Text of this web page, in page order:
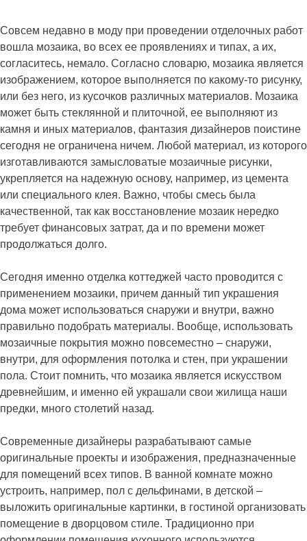
Совсем недавно в моду при проведении отделочных работ
вошла мозаика, во всех ее проявлениях и типах, а их,
согласитесь, немало. Согласно словарю, мозаика является
изображением, которое выполняется по какому-то рисунку,
или без него, из кусочков различных материалов. Мозаика
может быть стеклянной и плиточной, ее выполняют из
камня и иных материалов, фантазия дизайнеров поистине
сегодня не ограничена ничем. Любой материал, из которого
изготавливаются замысловатые мозаичные рисунки,
укрепляется на надежную основу, например, из цемента
или специального клея. Важно, чтобы смесь была
качественной, так как восстановление мозаик нередко
требует финансовых затрат, да и по времени может
продолжаться долго.
Сегодня именно отделка коттеджей часто проводится с
применением мозаики, причем данный тип украшения
дома может использоваться снаружи и внутри, важно
правильно подобрать материалы. Вообще, использовать
мозаичные покрытия можно повсеместно – снаружи,
внутри, для оформления потолка и стен, при украшении
пола. Стоит помнить, что мозаика является искусством
древнейшим, и именно ей украшали свои жилища наши
предки, много столетий назад.
Современные дизайнеры разрабатывают самые
оригинальные проекты и изображения, предназначенные
для помещений всех типов. В ванной комнате можно
устроить, например, пол с дельфинами, в детской –
выложить оригинальные картинки, в гостиной организовать
помещение в дворцовом стиле. Традиционно при